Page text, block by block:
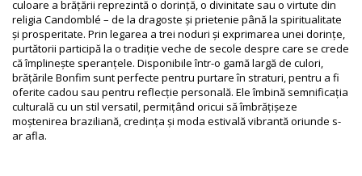
Instrucţiuni de îngrijire pentru: Bonfim Lot Of 10
Bonfim - Laranja
Scoateți-le înainte de a intra în apă și așezați-le într-o cutie specială.
După purtare, ștergeți bijuteriile cu o cârpă umedă, curată și moale.
Depozitați-le într-o cutie specială cu compartimente separate, de
preferință cu dublură din material textil.
culoare a brățării reprezintă o dorință, o divinitate sau o virtute din
religia Candomblé – de la dragoste și prietenie până la spiritualitate
și prosperitate. Prin legarea a trei noduri și exprimarea unei dorințe,
purtătorii participă la o tradiție veche de secole despre care se crede
că împlinește speranțele. Disponibile într-o gamă largă de culori,
brățările Bonfim sunt perfecte pentru purtare în straturi, pentru a fi
oferite cadou sau pentru reflecție personală. Ele îmbină semnificația
culturală cu un stil versatil, permițând oricui să îmbrățișeze
moștenirea braziliană, credința și moda estivală vibrantă oriunde s-
ar afla.